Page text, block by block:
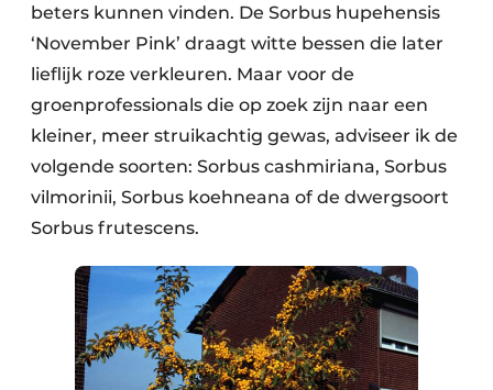
beters kunnen vinden. De Sorbus hupehensis
‘November Pink’ draagt witte bessen die later
lieflijk roze verkleuren. Maar voor de
groenprofessionals die op zoek zijn naar een
kleiner, meer struikachtig gewas, adviseer ik de
volgende soorten: Sorbus cashmiriana, Sorbus
vilmorinii, Sorbus koehneana of de dwergsoort
Sorbus frutescens.